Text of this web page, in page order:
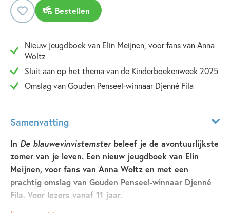
Bestellen
Nieuw jeugdboek van Elin Meijnen, voor fans van Anna
Woltz
Sluit aan op het thema van de Kinderboekenweek 2025
Omslag van Gouden Penseel-winnaar Djenné Fila
Samenvatting
In De blauwevinvistemsterbeleef je de avontuurlijkste
zomer van je leven. Een nieuw jeugdboek van Elin
Meijnen, voor fans van Anna Woltz en met een
prachtig omslag van Gouden Penseel-winnaar Djenné
Fila. Voor lezers vanaf 11 jaar.